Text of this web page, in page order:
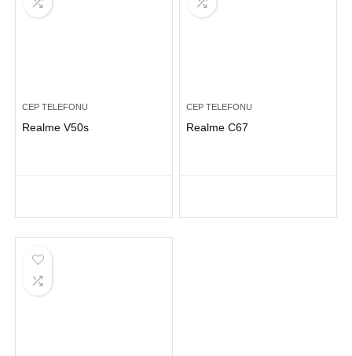
CEP TELEFONU
Realme V50s
CEP TELEFONU
Realme C67